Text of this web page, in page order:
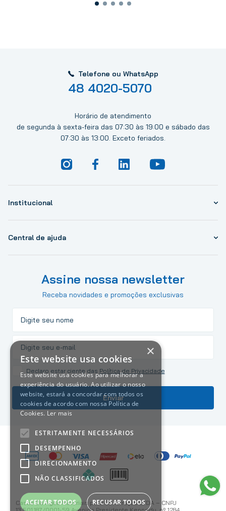
Telefone ou WhatsApp
48 4020-5070
Horário de atendimento
de segunda à sexta-feira das 07:30 às 19:00 e sábado das
07:30 às 13:00. Exceto feriados.
Institucional
Central de ajuda
Assine nossa newsletter
Receba novidades e promoções exclusivas
Declaro estar ciente das Política de Privacidade
Enviar
Casas Da Água Materiais para Construção LTDA – CNPJ
×
Este website usa cookies
Este website usa cookies para melhorar a
experiência do usuário. Ao utilizar o nosso
website, estará a concordar com todos os
cookies de acordo com nossa Política de
Cookies. Ler mais
ESTRITAMENTE NECESSÁRIOS
DESEMPENHO
DIRECIONAMENTO
NÃO CLASSIFICADOS
ACEITAR TODOS RECUSAR TODOS